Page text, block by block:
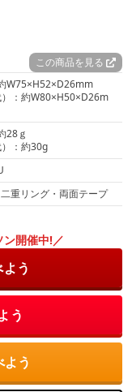
この商品を見る
W75×H52×D26mm
：約W80×H50×D26m
28ｇ
：約30g
重リング・両面テープ
開催中!／
う
う
う